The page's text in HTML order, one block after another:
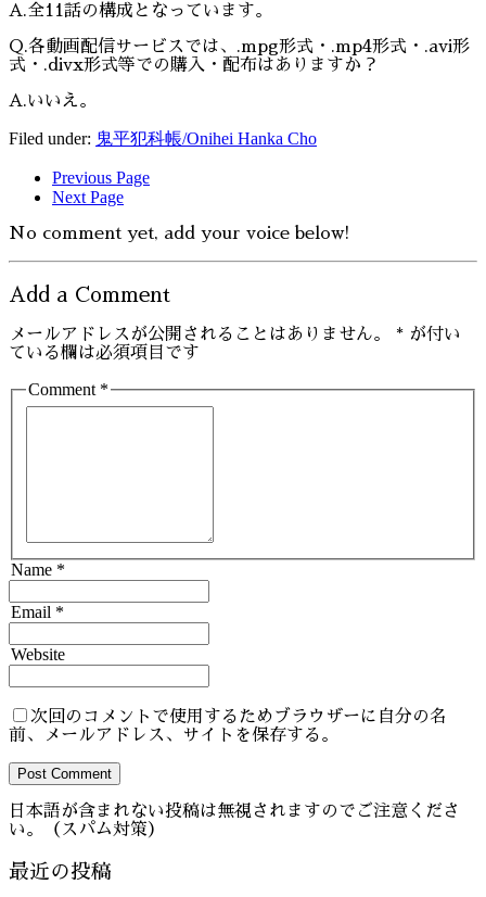
A.全11話の構成となっています。
Q.各動画配信サービスでは、.mpg形式・.mp4形式・.avi形
式・.divx形式等での購入・配布はありますか？
A.いいえ。
Filed under: 鬼平犯科帳/Onihei Hanka Cho
Previous Page
Next Page
No comment yet, add your voice below!
Add a Comment
メールアドレスが公開されることはありません。 * が付い
ている欄は必須項目です
Comment *
Name *
Email *
Website
次回のコメントで使用するためブラウザーに自分の名
前、メールアドレス、サイトを保存する。
Post Comment
日本語が含まれない投稿は無視されますのでご注意くださ
い。（スパム対策）
最近の投稿